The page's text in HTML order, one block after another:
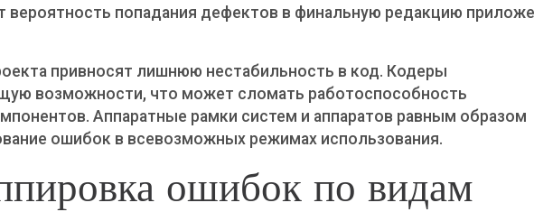
вероятность попадания дефектов в финальную редакцию
привносят лишнюю нестабильность в код. Кодеры
возможности, что может сломать работоспособность
Аппаратные рамки систем и аппаратов равным образом
ошибок в всевозможных режимах использования.
ошибок по видам